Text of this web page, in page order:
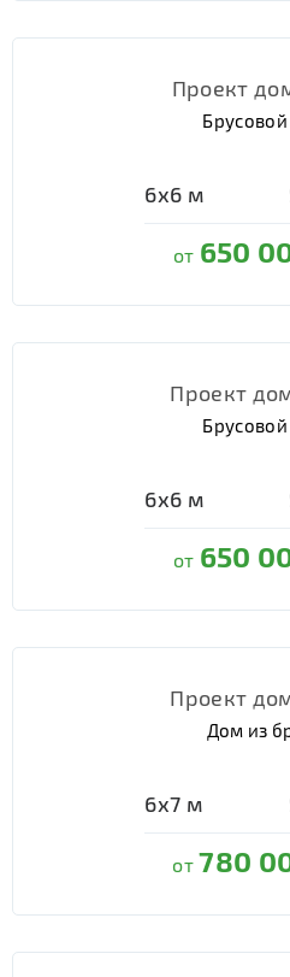
Проект
6х6 м
от 650
Проект
6х6 м
от 650
Проект
Дом из
6х7 м
от780